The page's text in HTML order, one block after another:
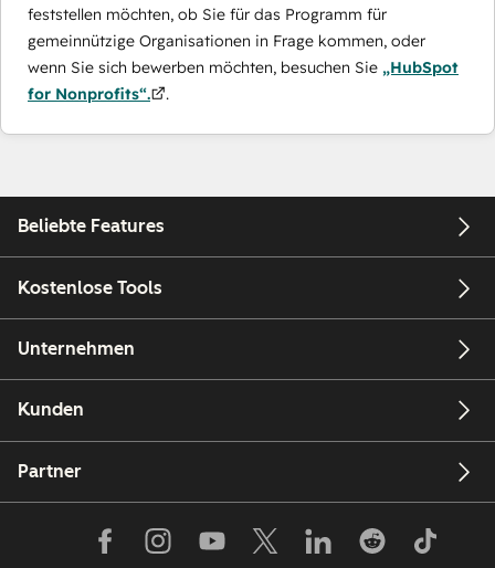
feststellen möchten, ob Sie für das Programm für
gemeinnützige Organisationen in Frage kommen, oder
wenn Sie sich bewerben möchten, besuchen Sie „HubSpot
for Nonprofits“.
.
Beliebte Features
Kostenlose Tools
Unternehmen
Kunden
Partner